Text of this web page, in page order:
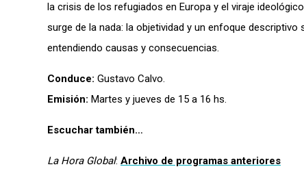
la crisis de los refugiados en Europa y el viraje
surge de la nada: la objetividad y un enfoque
entendiendo causas y consecuencias.
Conduce: Gustavo Calvo.
Emisión: Martes y jueves de 15 a 16 hs.
Escuchar también…
La Hora Global: Archivo de programas anteriores